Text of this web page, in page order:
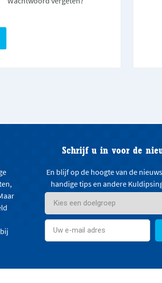
Schrijf u in voor de
En blijf op de hoogte van de
handige tips en andere